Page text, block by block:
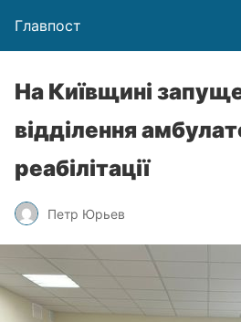
Главпост
На Київщині
відділення
реабілітації
Петр Юрьев